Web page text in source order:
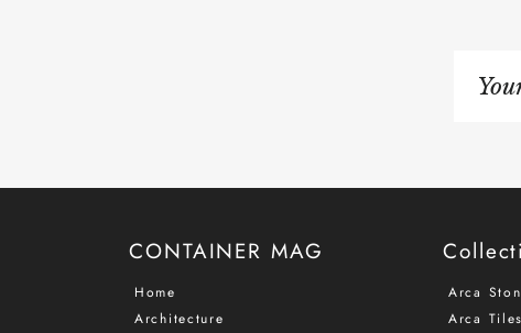
up
list
CONTAINER MAG
Home
Architecture
Arca
Arca Tiles